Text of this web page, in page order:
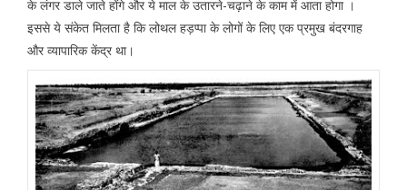
के लंगर डाले जाते होंगे और ये माल के उतारने-चढ़ाने के काम में आता होगा ।
इससे ये संकेत मिलता है कि लोथल हड़प्पा के लोगों के लिए एक प्रमुख बंदरगाह
और व्यापारिक केंद्र था।